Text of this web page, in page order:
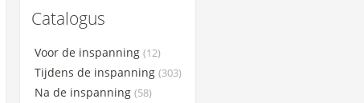
Cyclon
GoldNutrition
Lightning Endurance
Catalogus
Voor de inspanning (12)
Tijdens de inspanning (303)
Na de inspanning (58)